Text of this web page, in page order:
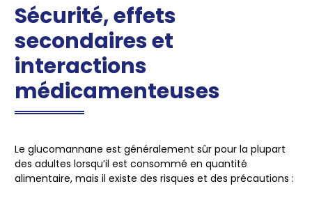
Sécurité, effets
secondaires et
interactions
médicamenteuses
Le glucomannane est généralement sûr pour la plupart
des adultes lorsqu’il est consommé en quantité
alimentaire, mais il existe des risques et des précautions :